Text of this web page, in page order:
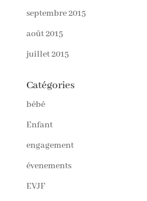
septembre 2015
août 2015
juillet 2015
Catégories
bébé
Enfant
engagement
évenements
EVJF